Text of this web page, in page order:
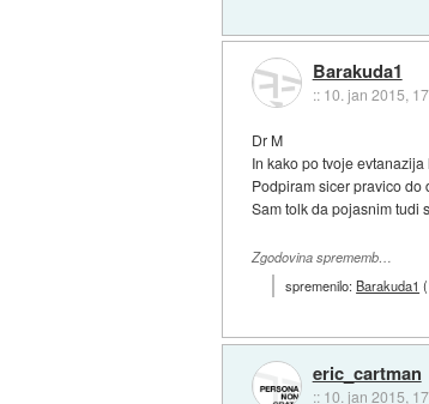
Barakuda1
:: 10. jan 2015,
Dr M
In kako po tvoje
Podpiram sicer pravico
Sam tolk da pojasnim tudi
Zgodovina sprememb…
spremenilo:Barakuda1 (
eric_cartman
:: 10. jan 2015,